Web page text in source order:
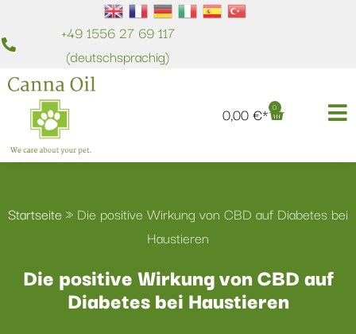
+49 1556 27 69 117
(deutschsprachig)
0,00€ 0
Startseite » Die positive Wirkung von CBD auf Diabetes bei
Haustieren
Die positive Wirkung von CBD auf
Diabetes bei Haustieren